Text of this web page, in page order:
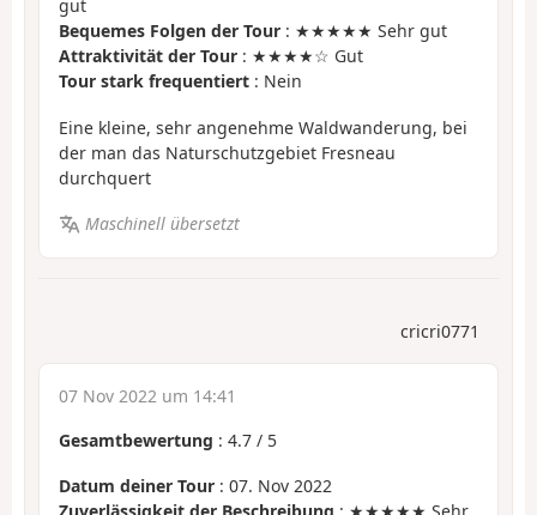
gut
Bequemes Folgen der Tour : ★★★★★ Sehr gut
Attraktivität der Tour : ★★★★☆ Gut
Tour stark frequentiert : Nein
Eine kleine, sehr angenehme Waldwanderung, bei
der man das Naturschutzgebiet Fresneau
durchquert
Maschinell übersetzt
cricri0771
07 Nov 2022 um 14:41
Gesamtbewertung : 4.7 / 5
Datum deiner Tour : 07. Nov 2022